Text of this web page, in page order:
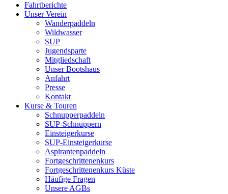
Fahrtberichte
Unser Verein
Wanderpaddeln
Wildwasser
SUP
Jugendsparte
Mitgliedschaft
Unser Bootshaus
Anfahrt
Presse
Kontakt
Kurse & Touren
Schnupperpaddeln
SUP-Schnuppern
Einsteigerkurse
SUP-Einsteigerkurse
Aspirantenpaddeln
Fortgeschrittenenkurs
Fortgeschrittenenkurs Küste
Häufige Fragen
Unsere AGBs